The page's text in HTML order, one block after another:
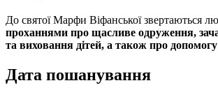
До святої Марфи Віфанської звертаються
проханнями про щасливе одруження,
та виховання дітей, а також про
Дата пошанування